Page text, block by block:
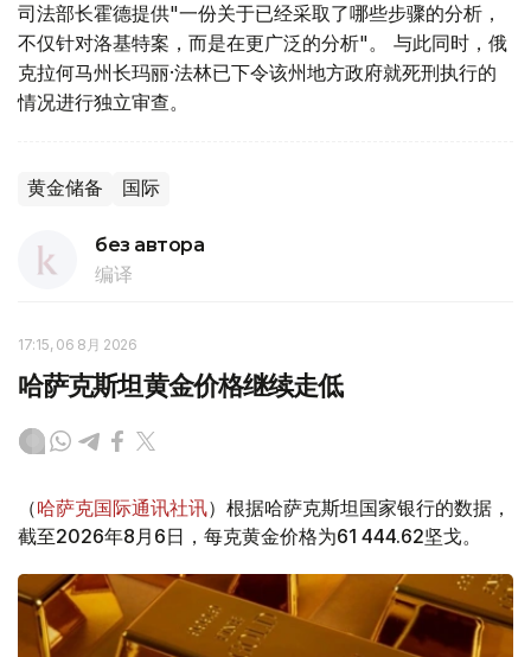
司法部长霍德提供"一份关于已经采取了哪些步骤的分析，
不仅针对洛基特案，而是在更广泛的分析"。 与此同时，俄
克拉何马州长玛丽·法林已下令该州地方政府就死刑执行的
情况进行独立审查。
黄金储备 国际
без автора
编译
17:15, 06 8月 2026
哈萨克斯坦黄金价格继续走低
（哈萨克国际通讯社讯）根据哈萨克斯坦国家银行的数据，
截至2026年8月6日，每克黄金价格为61 444.62坚戈。